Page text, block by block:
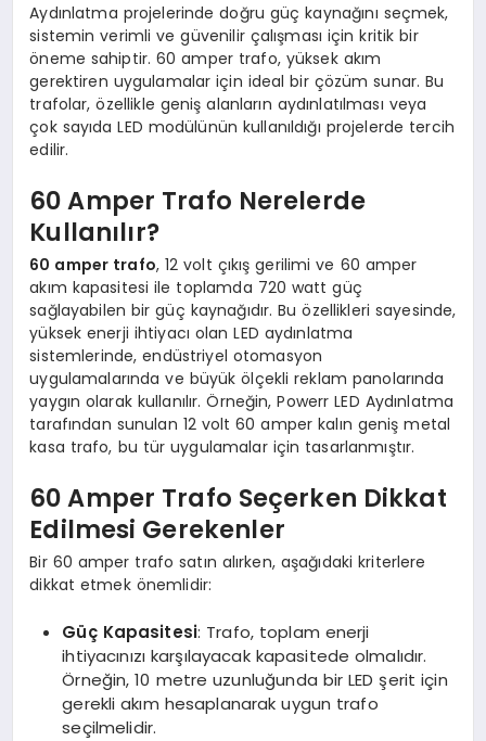
Aydınlatma projelerinde doğru güç kaynağını seçmek,
sistemin verimli ve güvenilir çalışması için kritik bir
öneme sahiptir. 60 amper trafo, yüksek akım
gerektiren uygulamalar için ideal bir çözüm sunar. Bu
trafolar, özellikle geniş alanların aydınlatılması veya
çok sayıda LED modülünün kullanıldığı projelerde tercih
edilir.
60 Amper Trafo Nerelerde
Kullanılır?
60 amper trafo, 12 volt çıkış gerilimi ve 60 amper
akım kapasitesi ile toplamda 720 watt güç
sağlayabilen bir güç kaynağıdır. Bu özellikleri sayesinde,
yüksek enerji ihtiyacı olan LED aydınlatma
sistemlerinde, endüstriyel otomasyon
uygulamalarında ve büyük ölçekli reklam panolarında
yaygın olarak kullanılır. Örneğin, Powerr LED Aydınlatma
tarafından sunulan 12 volt 60 amper kalın geniş metal
kasa trafo, bu tür uygulamalar için tasarlanmıştır.
60 Amper Trafo Seçerken Dikkat
Edilmesi Gerekenler
Bir 60 amper trafo satın alırken, aşağıdaki kriterlere
dikkat etmek önemlidir:
Güç Kapasitesi: Trafo, toplam enerji
ihtiyacınızı karşılayacak kapasitede olmalıdır.
Örneğin, 10 metre uzunluğunda bir LED şerit için
gerekli akım hesaplanarak uygun trafo
seçilmelidir.